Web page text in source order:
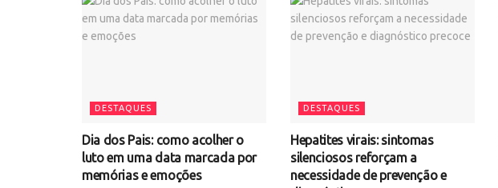
DESTAQUES
Dia dos Pais: como acolher o
luto em uma data marcada por
memórias e emoções
DESTAQUES
Hepatites virais: sintomas
silenciosos reforçam a
necessidade de prevenção e